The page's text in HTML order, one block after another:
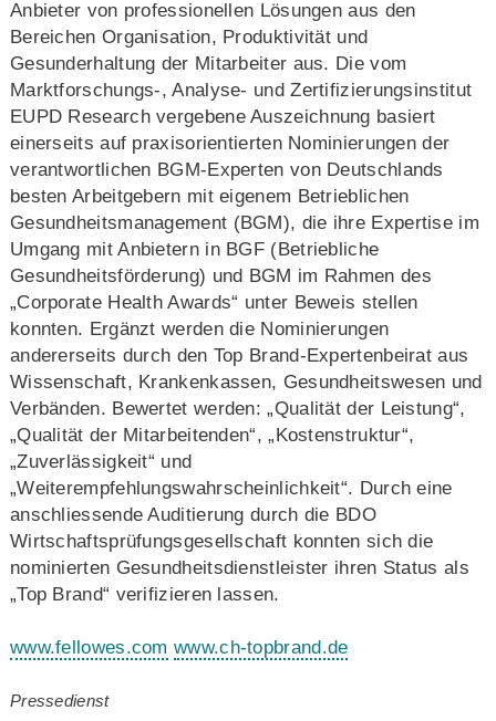
Anbieter von professionellen Lösungen aus den
Bereichen Organisation, Produktivität und
Gesunderhaltung der Mitarbeiter aus. Die vom
Marktforschungs-, Analyse- und Zertifizierungsinstitut
EUPD Research vergebene Auszeichnung basiert
einerseits auf praxisorientierten Nominierungen der
verantwortlichen BGM-Experten von Deutschlands
besten Arbeitgebern mit eigenem Betrieblichen
Gesundheitsmanagement (BGM), die ihre Expertise im
Umgang mit Anbietern in BGF (Betriebliche
Gesundheitsförderung) und BGM im Rahmen des
„Corporate Health Awards“ unter Beweis stellen
konnten. Ergänzt werden die Nominierungen
andererseits durch den Top Brand-Expertenbeirat aus
Wissenschaft, Krankenkassen, Gesundheitswesen und
Verbänden. Bewertet werden: „Qualität der Leistung“,
„Qualität der Mitarbeitenden“, „Kostenstruktur“,
„Zuverlässigkeit“ und
„Weiterempfehlungswahrscheinlichkeit“. Durch eine
anschliessende Auditierung durch die BDO
Wirtschaftsprüfungsgesellschaft konnten sich die
nominierten Gesundheitsdienstleister ihren Status als
„Top Brand“ verifizieren lassen.
www.fellowes.com www.ch-topbrand.de
Pressedienst